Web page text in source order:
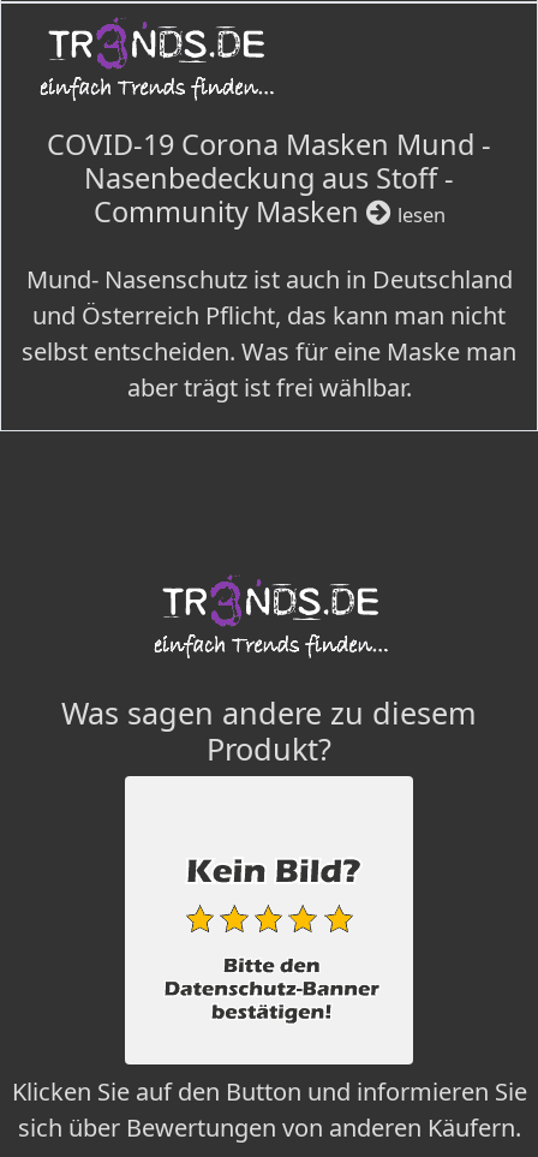
COVID-19 Corona Masken Mund -
Nasenbedeckung aus Stoff -
Community Masken
lesen
Mund- Nasenschutz ist auch in Deutschland
und Österreich Pflicht, das kann man nicht
selbst entscheiden. Was für eine Maske man
aber trägt ist frei wählbar.
Was sagen andere zu diesem
Produkt?
Klicken Sie auf den Button und informieren Sie
sich über Bewertungen von anderen Käufern.